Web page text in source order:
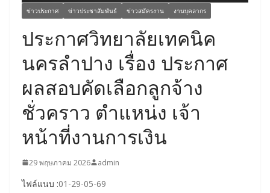
ข่าวประกาศ ข่าวประชาสัมพันธ์ ข่าวสมัครงาน งานบุคลากร
ประกาศวิทยาลัยเทคนิค
นครลำปาง เรื่อง ประกาศ
ผลสอบคัดเลือกลูกจ้าง
ชั่วคราว ตำแหน่ง เจ้า
หน้าที่งานการเงิน
29 พฤษภาคม 2026 admin
ไฟล์แนบ :01-29-05-69